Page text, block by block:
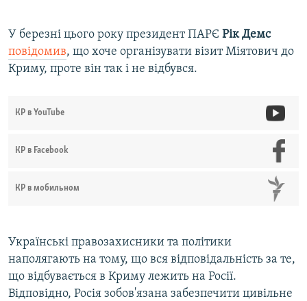
У березні цього року президент ПАРЄ Рік Демс
повідомив, що хоче організувати візит Міятович до
Криму, проте він так і не відбувся.
КР в YouTube
КР в Facebook
КР в мобильном
Українські правозахисники та політики
наполягають на тому, що вся відповідальність за те,
що відбувається в Криму лежить на Росії.
Відповідно, Росія зобов'язана забезпечити цивільне